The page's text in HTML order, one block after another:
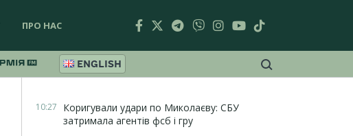
ПРО НАС
ENGLISH
10:27
Коригували удари по Миколаєву: СБУ
затримала агентів фсб і гру